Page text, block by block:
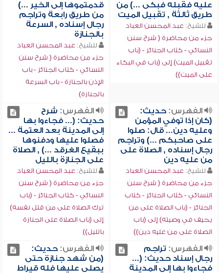
عليه فقبله فبكى ...) من
طريق ثالثة , تقبيل الميت
للشيخ: عبد المحسن العباد
جزء من محاضرة ( شرح سنن
النسائي - كتاب الجنائز - (باب
تقبيل الميت) إلى (باب في البكاء
على الميت))
قدمتموها إلى الخير ...)
من طريق رابعة وتراجم
رجال إسناده , السرعة
بالجنازة
للشيخ: عبد المحسن العباد
جزء من محاضرة ( شرح سنن
النسائي - كتاب الجنائز - باب
الإذن بالجنازة - باب السرعة
بالجنازة)
الفهرس:حديث:
(كان إذا توفي المؤمن
وعليه دين... قال: صلوا
على صاحبكم ...) وتراجم
رجال إسناده , الصلاة على
من عليه دين
للشيخ: عبد المحسن العباد
جزء من محاضرة ( شرح سنن
النسائي - كتاب الجنائز - كتاب
الجنائز - (باب الصلاة على من
يحيف في وصيته) إلى (باب
الصلاة على من عليه دين))
الفهرس: شرح
حديث: (... فجاءوا بها
إلى المدينة بعد العتمة ...
فصلوا عليها ودفنوها
ببقيع الغرقد ...) , الصلاة
على الجنازة بالليل
للشيخ: عبد المحسن العباد
جزء من محاضرة ( شرح سنن
النسائي - كتاب الجنائز - (باب
ترك الصلاة على من قتل نفسه)
إلى (باب الصلاة على الجنازة
بالليل))
الفهرس: تراجم
رجال إسناد حديث: (...
فجاءوا بها إلى المدينة
الفهرس:حديث:
(من شهد جنازة حتى
يصلى عليها فله قيراط